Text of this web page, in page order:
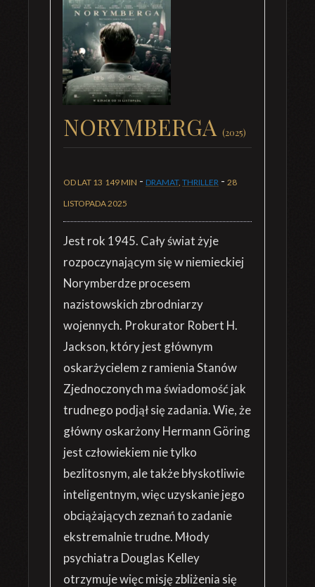
NORYMBERGA (2025)
OD LAT 13 149 MIN - DRAMAT, THRILLER - 28
LISTOPADA 2025
Jest rok 1945. Cały świat żyje
rozpoczynającym się w niemieckiej
Norymberdze procesem
nazistowskich zbrodniarzy
wojennych. Prokurator Robert H.
Jackson, który jest głównym
oskarżycielem z ramienia Stanów
Zjednoczonych ma świadomość jak
trudnego podjął się zadania. Wie, że
główny oskarżony Hermann Göring
jest człowiekiem nie tylko
bezlitosnym, ale także błyskotliwie
inteligentnym, więc uzyskanie jego
obciążających zeznań to zadanie
ekstremalnie trudne. Młody
psychiatra Douglas Kelley
otrzymuje więc misję zbliżenia się